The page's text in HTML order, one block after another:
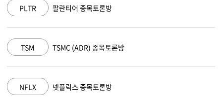
AAPL 애플 종목토론방
AMZN 아마존 닷컴 종목토론방
GOOGL 알파벳 A 종목토론방